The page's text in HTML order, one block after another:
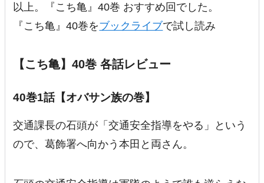
以上。『こち亀』40巻 おすすめ回でした。
『こち亀』40巻をブックライブで試し読み
【こち亀】40巻 各話レビュー
40巻1話【オバサン族の巻】
交通課長の石頭が「交通安全指導をやる」という
ので、葛飾署へ向かう本田と両さん。